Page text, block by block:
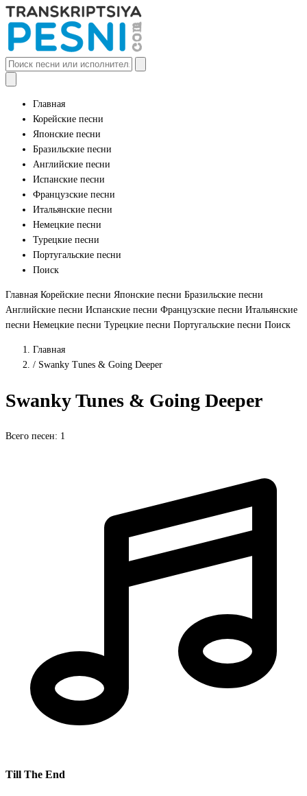
Главная
Корейские песни
Японские песни
Бразильские песни
Английские песни
Испанские песни
Французские песни
Итальянские песни
Немецкие песни
Турецкие песни
Португальские песни
Поиск
Главная Корейские песни Японские песни Бразильские песни
Английские песни Испанские песни Французские песни Итальянские
песни Немецкие песни Турецкие песни Португальские песни Поиск
Главная
/ Swanky Tunes & Going Deeper
Swanky Tunes & Going Deeper
Всего песен: 1
Till The End